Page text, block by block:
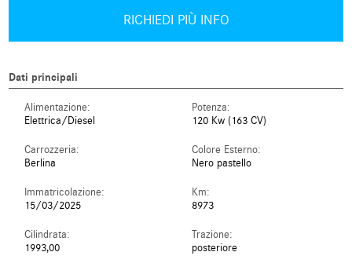
RICHIEDI PIÙ INFO
Dati principali
Alimentazione:
Elettrica/Diesel
Potenza:
120 Kw (163 CV)
Carrozzeria:
Berlina
Colore Esterno:
Nero pastello
Immatricolazione:
15/03/2025
Km:
8973
Cilindrata:
1993,00
Trazione:
posteriore